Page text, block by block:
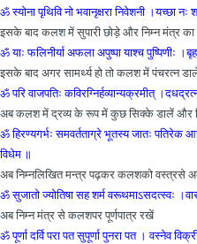
ॐ स्योना पृथिवि नो भवानृक्षरा निवेशनी ।यच्छा नः
इसके बाद कलश में सुपारी छोड़े और निम्न मंत्र
ॐ याः फलिनीर्या अफला अपुष्पा याश्‍च पुष्पिणीः
इसके बाद अगर सामर्थ्य हो तो कलश में पंचरत्न
ॐ परि वाजपतिः कविरग्निर्हव्यान्यक्रमीत्
अब कलश में द्रव्य के रूप में कुछ सिक्के डालें और
ॐ हिरण्यगर्भः समवर्तताग्रे भूतस्य जातः पतिरेक
विधेम ॥
अब निम्नलिखित मन्त्र पढ़कर कलशको वस्त्रसे
ॐ सुजातो ज्योतिषा सह शर्म वरूथमाऽसदत्स्वः
अब निम्न मंत्र से कलशपर पूर्णपात्र रखें
ॐ पूर्णा दर्वि परा पत सुपूर्णा पुनरा पत । वस्नेव